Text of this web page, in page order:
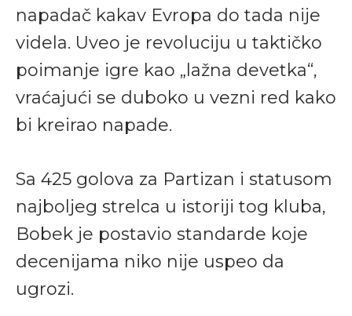
napadač kakav Evropa do tada nije
videla. Uveo je revoluciju u taktičko
poimanje igre kao „lažna devetka“,
vraćajući se duboko u vezni red kako
bi kreirao napade.
Sa 425 golova za Partizan i statusom
najboljeg strelca u istoriji tog kluba,
Bobek je postavio standarde koje
decenijama niko nije uspeo da
ugrozi.